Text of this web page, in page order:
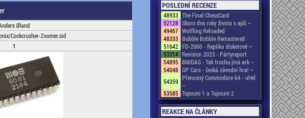
Øland
Cockcrusher-Zoomer.sid
1
POSLEDNÍ RECENZE
48933 The Final ChessCard
52128 Skoro dva roky života s apli ~
49467 Wolfling Reloaded
48333 Bubble Bobble Remastered
51642 FD-2000 - Replika disketové ~
53314 Revision 2023 - Pártyreport
54895 8MIDAS - Tak trochu jiná ark ~
54048 GP Cars - česká závodní hra! ~
54359 Přenosný Commodore 64 - uHel
~
53585 Tupouni 1 a Tupouni 2
REAKCE NA ČLÁNKY